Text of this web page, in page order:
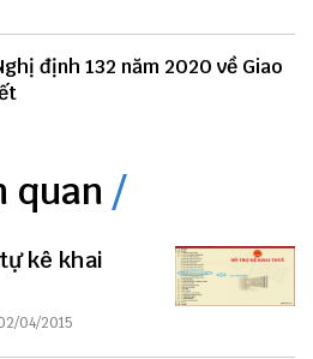
định 132 năm 2020 về Giao
quan
kê khai
04/2015